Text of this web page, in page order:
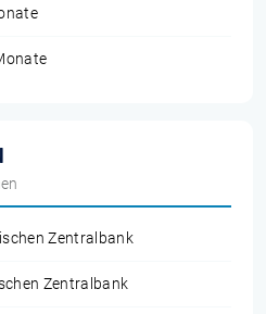
Zentralbank
Zentralbank